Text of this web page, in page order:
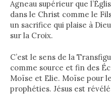
Agneau supérieur que
dans le Christ comme le
un sacrifice qui plaise à
sur la Croix.
C’est le sens de la
comme source et fin des
Moïse et Elie. Moïse pour
prophéties. Jésus est